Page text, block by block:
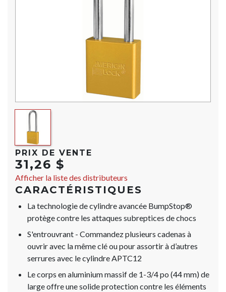
PRIX DE VENTE
31,26 $
Afficher la liste des distributeurs
CARACTÉRISTIQUES
La technologie de cylindre avancée BumpStop®
protège contre les attaques subreptices de chocs
S'entrouvrant - Commandez plusieurs cadenas à
ouvrir avec la même clé ou pour assortir à d’autres
serrures avec le cylindre APTC12
Le corps en aluminium massif de 1-3/4 po (44 mm) de
large offre une solide protection contre les éléments